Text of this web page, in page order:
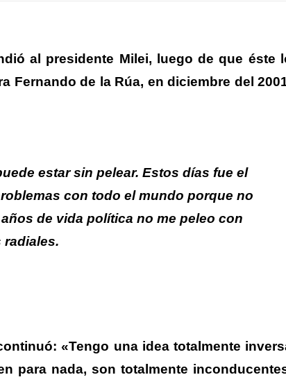
al presidente Milei, luego de que éste
Fernando de la Rúa, en diciembre del
estar sin pelear. Estos días fue el
con todo el mundo porque no
de vida política no me peleo con
radiales.
«Tengo una idea totalmente
para nada, son totalmente